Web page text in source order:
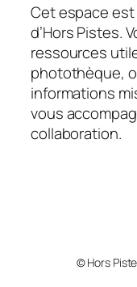
Cet espace
d’Hors Pistes.
ressources
photothèque,
informations
vous
collaboration.
© Hors